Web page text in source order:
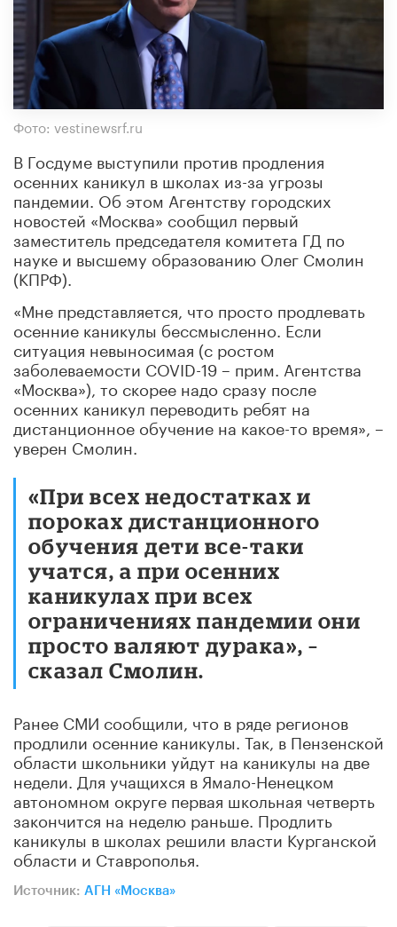
Фото: vestinewsrf.ru
В Госдуме выступили против продления
осенних каникул в школах из-за угрозы
пандемии. Об этом Агентству городских
новостей «Москва» сообщил первый
заместитель председателя комитета ГД по
науке и высшему образованию Олег Смолин
(КПРФ).
«Мне представляется, что просто продлевать
осенние каникулы бессмысленно. Если
ситуация невыносимая (с ростом
заболеваемости COVID-19 – прим. Агентства
«Москва»), то скорее надо сразу после
осенних каникул переводить ребят на
дистанционное обучение на какое-то время», –
уверен Смолин.
«При всех недостатках и
пороках дистанционного
обучения дети все-таки
учатся, а при осенних
каникулах при всех
ограничениях пандемии они
просто валяют дурака», –
сказал Смолин.
Ранее СМИ сообщили, что в ряде регионов
продлили осенние каникулы. Так, в Пензенской
области школьники уйдут на каникулы на две
недели. Для учащихся в Ямало-Ненецком
автономном округе первая школьная четверть
закончится на неделю раньше. Продлить
каникулы в школах решили власти Курганской
области и Ставрополья.
Источник: АГН «Москва»